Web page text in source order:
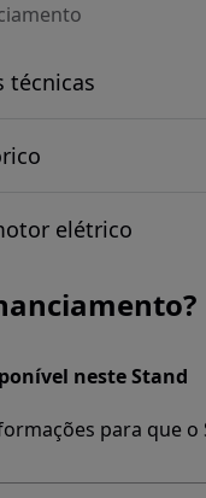
técnicas
elétrico
neste Stand
para que